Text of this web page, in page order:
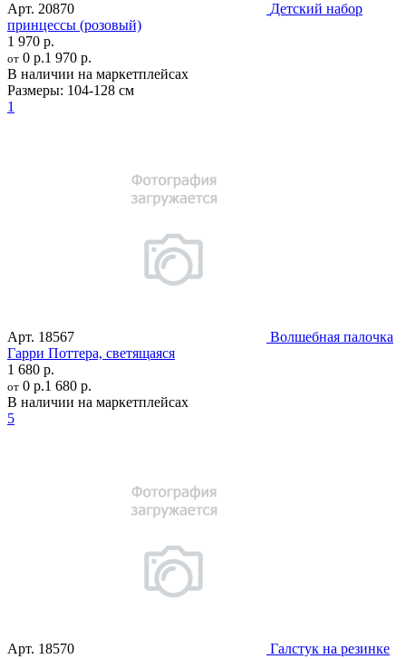
Арт. 20870
Детский набор
принцессы (розовый)
1 970 р.
от 0 р.1 970 р.
В наличии на маркетплейсах
Размеры: 104-128 см
1
Арт. 18567
Волшебная палочка
Гарри Поттера, светящаяся
1 680 р.
от 0 р.1 680 р.
В наличии на маркетплейсах
5
Арт. 18570
Галстук на резинке